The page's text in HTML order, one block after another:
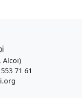
Alcoi)
71 61